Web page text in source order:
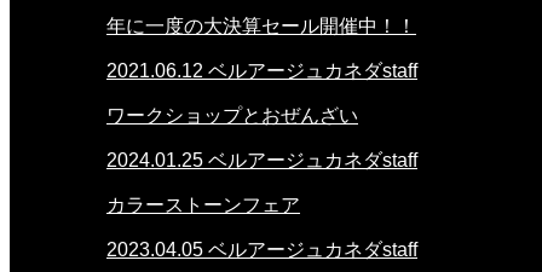
年に一度の大決算セール開催中！！
2021.06.12 ベルアージュカネダstaff
ワークショップとおぜんざい
2024.01.25 ベルアージュカネダstaff
カラーストーンフェア
2023.04.05 ベルアージュカネダstaff